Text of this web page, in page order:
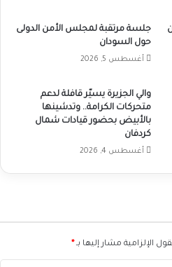
جلسة مرتقبة لمجلس الأمن الدولى
حول السودان
أغسطس 5, 2026
والي الجزيرة يسيّر قافلة لدعم
متحركات الكرامة.. وتدشينها
بالأبيض بحضور قيادات شمال
كردفان
أغسطس 4, 2026
الإلزامية مشار إليها بـ *